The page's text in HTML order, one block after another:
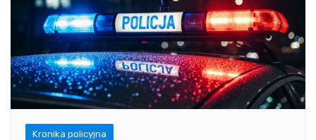
Kronika policyjna